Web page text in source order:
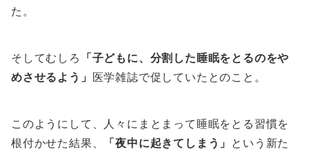
た。
そしてむしろ 「子どもに、分割した睡眠をとるのをや
めさせるよう」 医学雑誌で促していたとのこと。
このようにして、人々にまとまって睡眠をとる習慣を
根付かせた結果、
「夜中に起きてしまう」 という新た